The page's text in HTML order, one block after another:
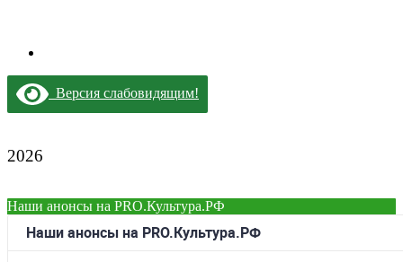
Версия слабовидящим!
2026
Наши анонсы на PRO.Культура.РФ